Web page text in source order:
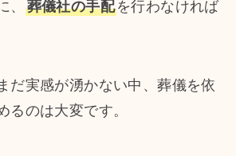
、 葬儀社の手配を行わなければ
だ実感が湧かない中、葬儀を依
るのは大変です。